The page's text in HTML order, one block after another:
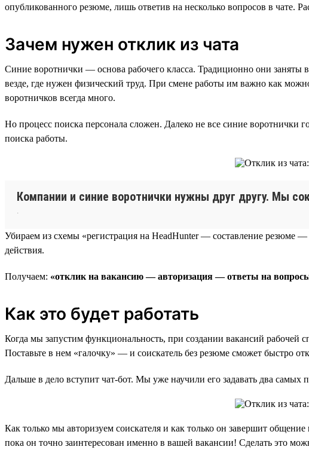
опубликованного резюме, лишь ответив на несколько вопросов в чате.
Зачем нужен отклик из чата
Синие воротнички — основа рабочего класса. Традиционно они заняты
везде, где нужен физический труд. При смене работы им важно как
воротничков всегда много.
Но процесс поиска персонала сложен. Далеко не все синие воротнички
поиска работы.
Компании и синие воротнички нужны друг другу. Мы
.
Убираем из схемы «регистрация на HeadHunter — составление
действия.
Получаем: «отклик на вакансию — авторизация — ответы на
Как это будет работать
Когда мы запустим функциональность, при создании вакансий
Поставьте в нем «галочку» — и соискатель без резюме сможет быстро
Дальше в дело вступит чат-бот. Мы уже научили его задавать два
Как только мы авторизуем соискателя и как только он завершит
пока он точно заинтересован именно в вашей вакансии! Сделать это